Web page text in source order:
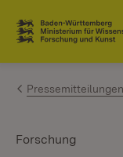
Zum Inhalt
Link zur
Pressemitteilungen
Forschung